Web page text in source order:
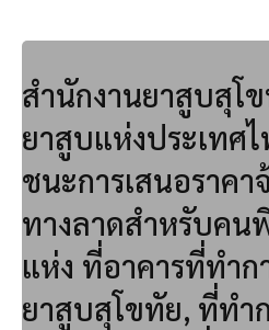
สำนักงานยาสูบสุโ
ยาสูบแห่งประเทศ
ชนะการเสนอราคา
ทางลาดสำหรับคน
แห่ง ที่อาคารที่ทำก
ยาสูบสุโขทัย, ที่ทำ